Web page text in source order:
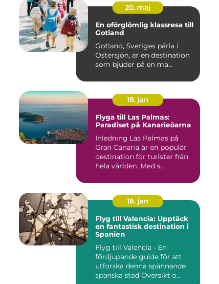
20. maj
En oförglömlig klassresa till
Gotland
Gotland, Sveriges pärla i
Östersjön, är en destination
som bjuder på en ma...
18. jan
Flyga till Las Palmas:
Paradiset på Kanarieöarna
Inledning Las Palmas på
Gran Canaria är en populär
destination för turister från
hela världen. Med s...
18. jan
Flyg till Valencia: Upptäck
en fantastisk destination i
Spanien
Flyg till Valencia - En
fördjupande guide för att
utforska denna spännande
spanska stad Översikt ö...